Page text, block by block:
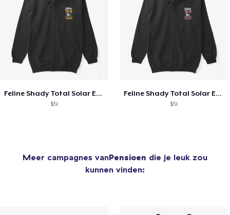
Feline Shady Total Solar Eclipse Tijuana
$51
Feline Shady Total Solar Eclipse Toledo
$51
Meer campagnes vanPensioen die je leuk zou
kunnen vinden: